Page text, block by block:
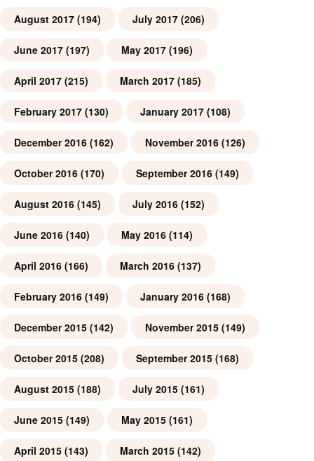
August 2017 (194) July 2017 (206)
June 2017 (197) May 2017 (196)
April 2017 (215) March 2017 (185)
February 2017 (130) January 2017 (108)
December 2016 (162) November 2016 (126)
October 2016 (170) September 2016 (149)
August 2016 (145) July 2016 (152)
June 2016 (140) May 2016 (114)
April 2016 (166) March 2016 (137)
February 2016 (149) January 2016 (168)
December 2015 (142) November 2015 (149)
October 2015 (208) September 2015 (168)
August 2015 (188) July 2015 (161)
June 2015 (149) May 2015 (161)
April 2015 (143) March 2015 (142)